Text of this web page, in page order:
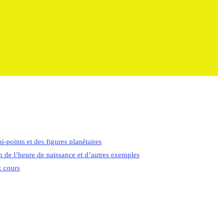
points et des figures planétaires
l’heure de naissance et d’autres exemples
cours